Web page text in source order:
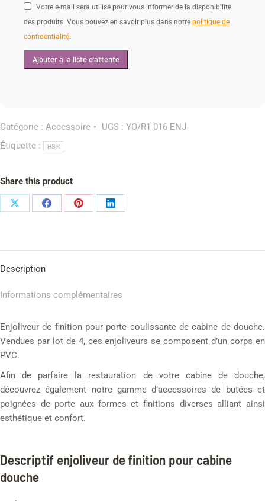
Votre e-mail sera utilisé pour vous informer de la disponibilité
des produits. Vous pouvez en savoir plus dans notre politique de
confidentialité.
Catégorie : Accessoire UGS : YO/R1 016 ENJ
Étiquette :
HSK
Share this product
Description
Informations complémentaires
Enjoliveur de finition pour porte coulissante de cabine de douche.
Vendues par lot de 4, ces enjoliveurs se composent d’un corps en
PVC.
Afin de parfaire la restauration de votre cabine de douche,
découvrez également notre gamme d’accessoires de butées et
poignées de porte aux formes et finitions diverses alliant ainsi
esthétique et confort.
Descriptif enjoliveur de finition pour cabine
douche